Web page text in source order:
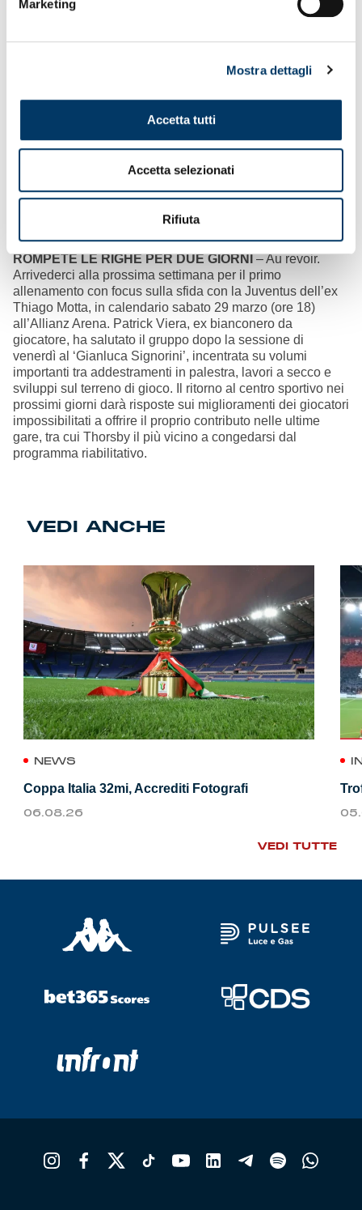
Marketing
Mostra dettagli
Accetta tutti
Accetta selezionati
Rifiuta
Il Genoa all’evento per l’anniversario di Coop Liguria
ROMPETE LE RIGHE PER DUE GIORNI– Au revoir.
Arrivederci alla prossima settimana per il primo
allenamento con focus sulla sfida con la Juventus dell’ex
Thiago Motta, in calendario sabato 29 marzo (ore 18)
all’Allianz Arena. Patrick Viera, ex bianconero da
giocatore, ha salutato il gruppo dopo la sessione di
venerdì al ‘Gianluca Signorini’, incentrata su volumi
importanti tra addestramenti in palestra, lavori a secco e
sviluppi sul terreno di gioco. Il ritorno al centro sportivo nei
prossimi giorni darà risposte sui miglioramenti dei giocatori
impossibilitati a offrire il proprio contributo nelle ultime
gare, tra cui Thorsby il più vicino a congedarsi dal
programma riabilitativo.
VEDI ANCHE
NEWS
Coppa Italia 32mi, Accrediti Fotografi
06.08.26
VEDI TUTTE